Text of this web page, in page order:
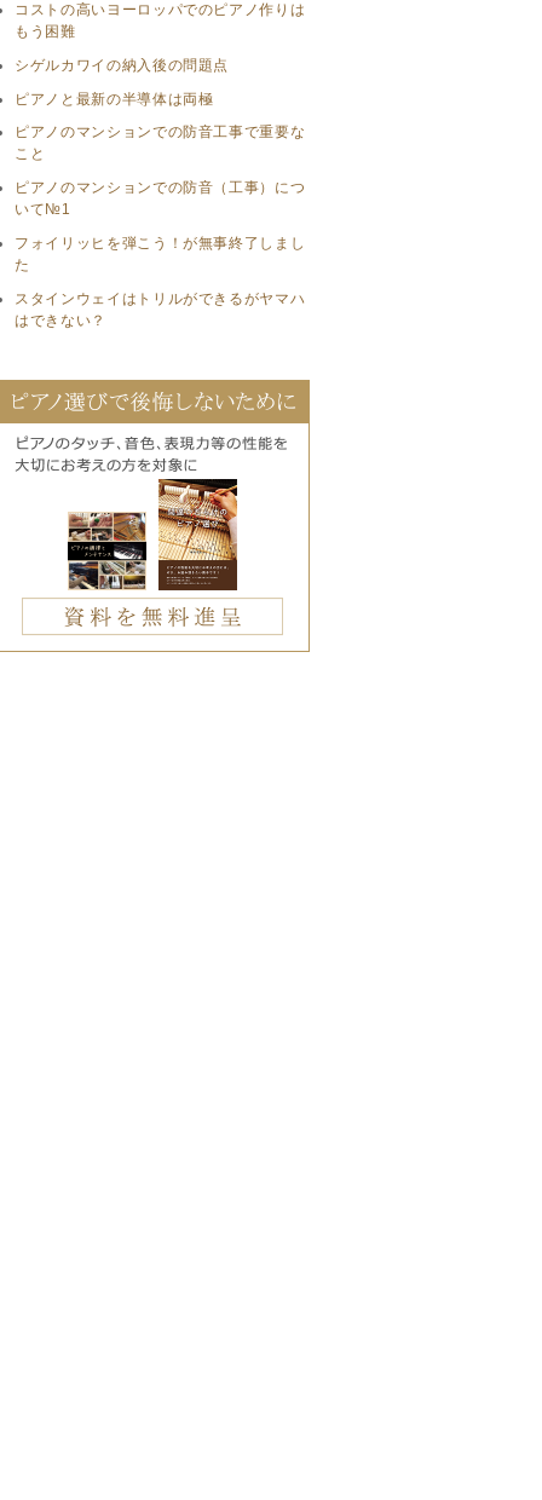
コストの高いヨーロッパでのピアノ作りは
もう困難
シゲルカワイの納入後の問題点
ピアノと最新の半導体は両極
ピアノのマンションでの防音工事で重要な
こと
ピアノのマンションでの防音（工事）につ
いて№1
フォイリッヒを弾こう！が無事終了しまし
た
スタインウェイはトリルができるがヤマハ
はできない？